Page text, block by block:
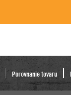
Porovnanie tovaru